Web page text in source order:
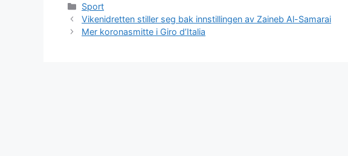
Kategorier
Sport
Vikenidretten stiller seg bak innstillingen av Zaineb Al-Samarai
Mer koronasmitte i Giro d’Italia